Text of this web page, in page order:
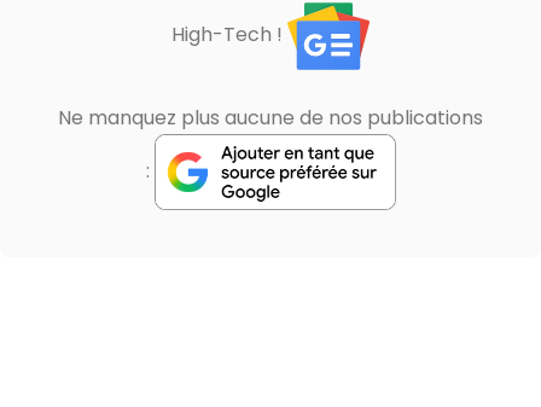
High-Tech !
Ne manquez plus aucune de nos publications
: